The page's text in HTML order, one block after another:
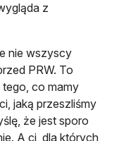
z
nie wszyscy
PRW. To
co mamy
jaką przeszliśmy
że jest sporo
A ci, dla których